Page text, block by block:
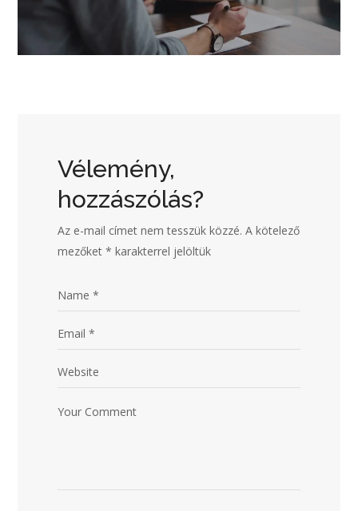
Vélemény,
hozzászólás?
Az e-mail címet nem tesszük közzé. A kötelező
mezőket* karakterrel jelöltük